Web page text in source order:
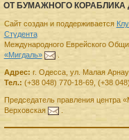
ОТ БУМАЖНОГО КОРАБЛИКА
Сайт создан и поддерживается
Студента
Международного Еврейского
«Мигдаль»
.
Адрес: г. Одесса, ул. Малая
Тел.: (+38 048) 770-18-69, (+38
Председатель правленияцентра
Верховская
.